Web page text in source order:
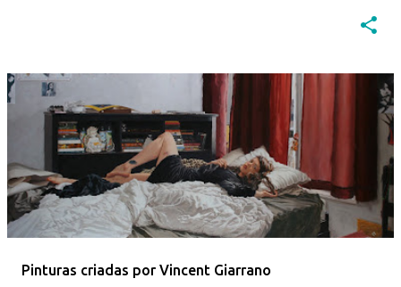
Pinturas criadas por Vincent Giarrano